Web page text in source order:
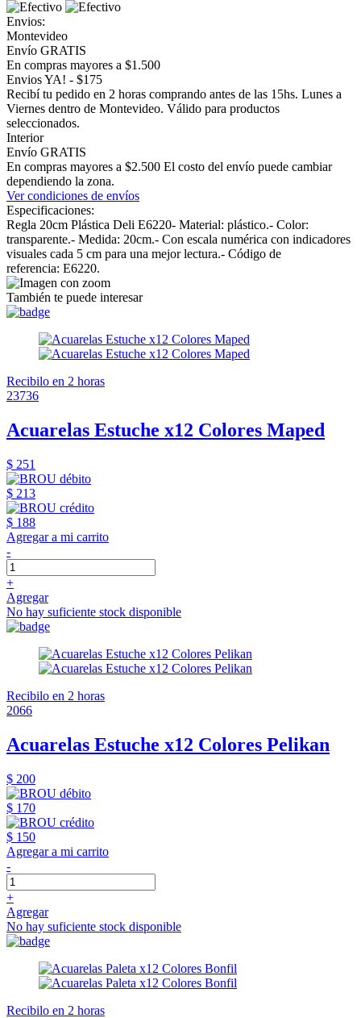
Envios:
Montevideo
Envío GRATIS
En compras mayores a $1.500
Envios YA! - $175
Recibí tu pedido en 2 horas comprando antes de las 15hs. Lunes a
Viernes dentro de Montevideo. Válido para productos
seleccionados.
Interior
Envío GRATIS
En compras mayores a $2.500 El costo del envío puede cambiar
dependiendo la zona.
Ver condiciones de envíos
Especificaciones:
Regla 20cm Plástica Deli E6220- Material: plástico.- Color:
transparente.- Medida: 20cm.- Con escala numérica con indicadores
visuales cada 5 cm para una mejor lectura.- Código de
referencia: E6220.
También te puede interesar
Recibilo en 2 horas
23736
Acuarelas Estuche x12 Colores Maped
$ 251
$ 213
$ 188
Agregar a mi carrito
-
+
Agregar
No hay suficiente stock disponible
Recibilo en 2 horas
2066
Acuarelas Estuche x12 Colores Pelikan
$ 200
$ 170
$ 150
Agregar a mi carrito
-
+
Agregar
No hay suficiente stock disponible
Recibilo en 2 horas